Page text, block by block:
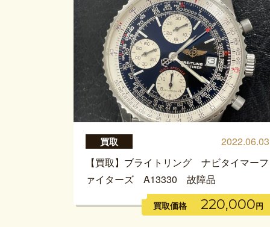
買取
2022.06.03
【買取】ブライトリング ナビタイマーフ
ァイターズ A13330 故障品
買取価格 220,000円